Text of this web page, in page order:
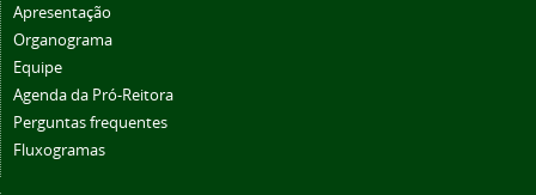
Apresentação
Organograma
Equipe
Agenda da Pró-Reitora
Perguntas frequentes
Fluxogramas